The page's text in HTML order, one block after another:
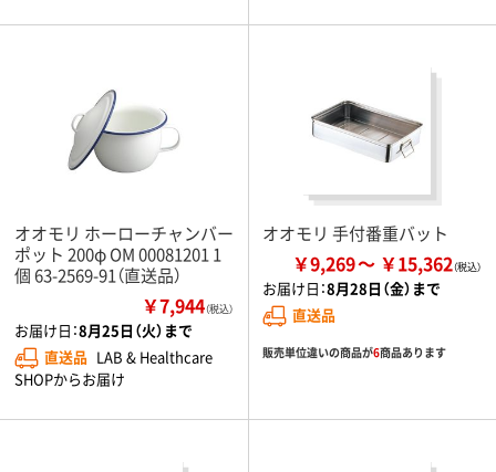
オオモリ ホーローチャンバー
ポット 200φ OM 00081201 1
個 63-2569-91（直送品）
￥7,944（税込）
お届け日：8月25日（火）まで
直送品 LAB & Healthcare
SHOPからお届け
オオモリ 手付番重バット
￥9,269 ￥15,362
お届け日：8月28日（金）まで
直送品
販売単位違いの商品が6商品あります